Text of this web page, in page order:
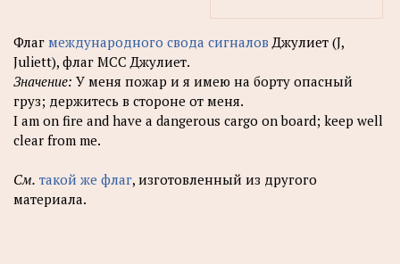
Флаг международного свода сигналов Джулиет (J,
Juliett), флаг МСС Джулиет.
Значение: У меня пожар и я имею на борту опасный
груз; держитесь в стороне от меня.
I am on fire and have a dangerous cargo on board; keep well
clear from me.
См. такой же флаг, изготовленный из другого
материала.